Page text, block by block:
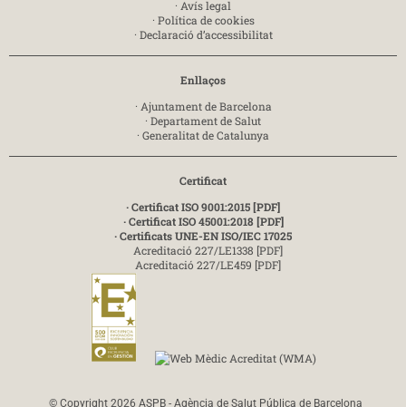
· Avís legal
· Política de cookies
· Declaració d’accessibilitat
Enllaços
· Ajuntament de Barcelona
· Departament de Salut
· Generalitat de Catalunya
Certificat
· Certificat ISO 9001:2015 [PDF]
· Certificat ISO 45001:2018 [PDF]
· Certificats UNE-EN ISO/IEC 17025
Acreditació 227/LE1338 [PDF]
Acreditació 227/LE459 [PDF]
© Copyright 2026 ASPB - Agència de Salut Pública de Barcelona